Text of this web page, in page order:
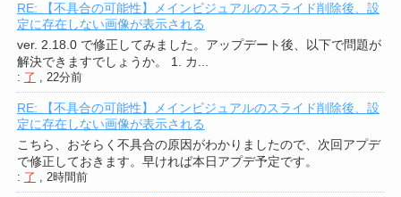
RE: 【不具合の可能性】メインビジュアルのスライド削除後、設
定に存在しない画像が表示される
ver. 2.18.0 で修正してみました。アップデート後、以下で問題が
解決できますでしょうか。 1. カ...
: 了 , 22分前
RE: 【不具合の可能性】メインビジュアルのスライド削除後、設
定に存在しない画像が表示される
こちら、おそらく不具合の原因がわかりましたので、次回アプデ
で修正しておきます。早ければ本日アプデ予定です。
: 了 , 2時間前